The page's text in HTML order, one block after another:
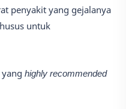
penyakit yang gejalanya
untuk
highly recommended